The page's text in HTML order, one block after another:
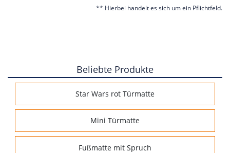
** Hierbei handelt es sich um ein Pflichtfeld.
Beliebte Produkte
Star Wars rot Türmatte
Mini Türmatte
Fußmatte mit Spruch